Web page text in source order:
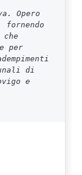
Opero
per
di
e